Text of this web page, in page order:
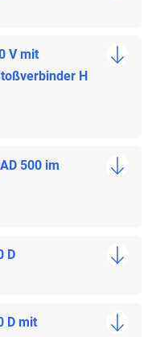
V mit
H
500 im
D
D mit